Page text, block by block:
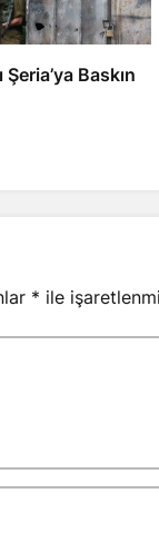
Şeria’ya Baskın
* ile